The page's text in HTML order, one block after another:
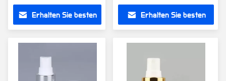
Gold Aluminium
HalsbandErhalten Sie besten
halber PP Kappe für
ParfümErhalten Sie besten